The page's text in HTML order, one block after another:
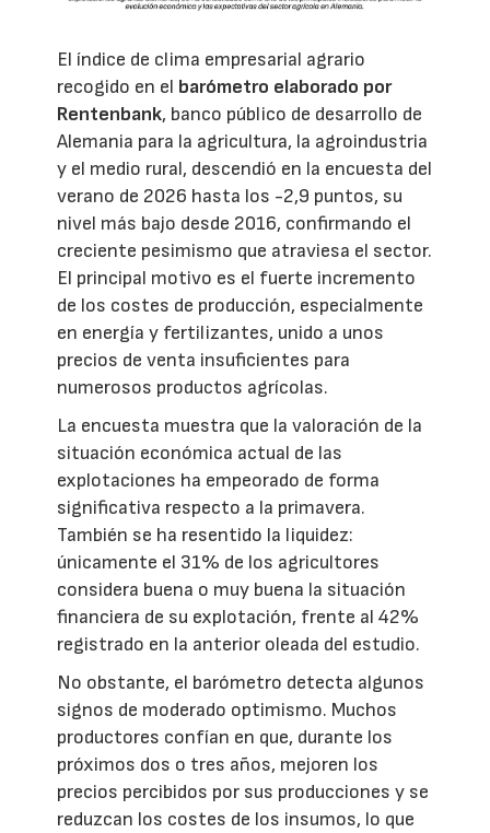
El índice de clima empresarial agrario
recogido en el barómetro elaborado por
Rentenbank, banco público de desarrollo de
Alemania para la agricultura, la agroindustria
y el medio rural, descendió en la encuesta del
verano de 2026 hasta los -2,9 puntos, su
nivel más bajo desde 2016, confirmando el
creciente pesimismo que atraviesa el sector.
El principal motivo es el fuerte incremento
de los costes de producción, especialmente
en energía y fertilizantes, unido a unos
precios de venta insuficientes para
numerosos productos agrícolas.
La encuesta muestra que la valoración de la
situación económica actual de las
explotaciones ha empeorado de forma
significativa respecto a la primavera.
También se ha resentido la liquidez:
únicamente el 31% de los agricultores
considera buena o muy buena la situación
financiera de su explotación, frente al 42%
registrado en la anterior oleada del estudio.
No obstante, el barómetro detecta algunos
signos de moderado optimismo. Muchos
productores confían en que, durante los
próximos dos o tres años, mejoren los
precios percibidos por sus producciones y se
reduzcan los costes de los insumos, lo que